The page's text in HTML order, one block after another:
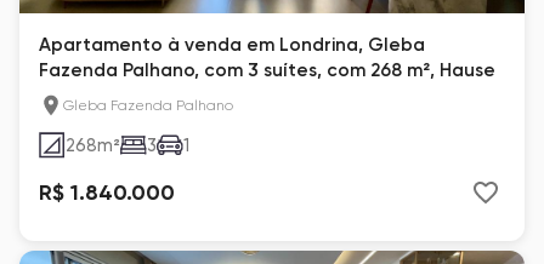
Apartamento à venda em Londrina, Gleba
Fazenda Palhano, com 3 suítes, com 268 m², Hause
Gleba Fazenda Palhano
268m² 3 1
R$ 1.840.000